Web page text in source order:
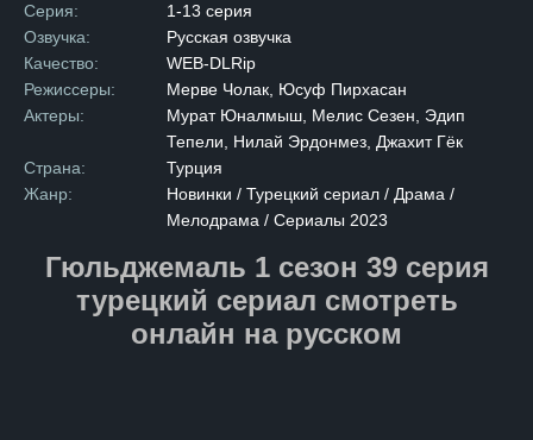
которые стоят перед ним,
и улучшению своей жизни
ведёт к неожиданным
и захватывающим поворотам.
Мы скоро узнаем, какие
секреты и испытания скрывает
перемены принесёт его
Серия:
1-13 серия
Озвучка:
Русская озвучка
Качество:
WEB-DLRip
Режиссеры:
Мерве Чолак, Юсуф Пирхасан
Актеры:
Мурат Юналмыш, Мелис Сезен, Эдип
Тепели, Нилай Эрдонмез, Джахит Гёк
Страна:
Турция
Жанр:
Новинки / Турецкий сериал / Драма /
Мелодрама / Сериалы 2023
Гюльджемаль 1 сезон 39 серия
турецкий сериал смотреть
онлайн на русском